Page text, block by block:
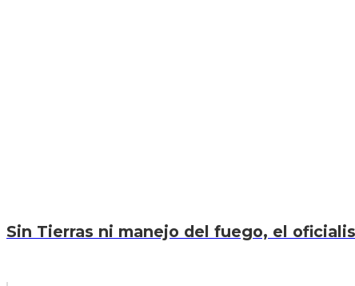
Sin Tierras ni manejo del fuego, el